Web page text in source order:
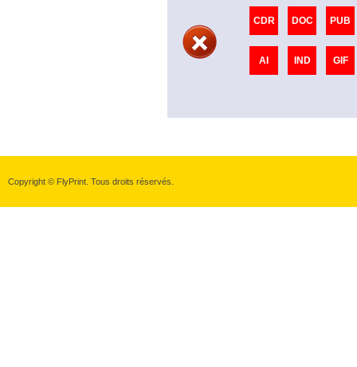
CDR DOC PUB
AI IND GIF
Copyright © FlyPrint. Tous droits réservés.